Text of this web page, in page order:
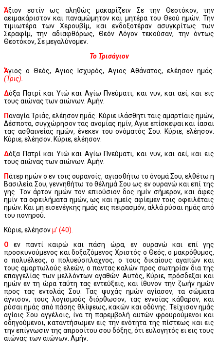
Άξιον εστίν ως αληθώς μακαρίζειν Σε την Θεοτόκον, την
αειμακάριστον και παναμώμητον και μητέρα του Θεού ημών. Την
τιμιωτέρα των Χερουβίμ, και ενδοξοτέραν ασυγκρίτως των
Σεραφίμ, την αδιαφθόρως, Θεόν Λόγον τεκούσαν, την όντως
Θεοτόκον, Σε μεγαλύνομεν.
Το Τρισάγιον
Άγιος ο Θεός, Αγιος Ισχυρός, Αγιος Αθάνατος, ελέησον ημάς.
(Τρις).
Δόξα Πατρί και Υιώ και Αγίω Πνεύματι, και νυν, και αεί, και εις
τους αιώνας των αιώνων. Αμήν.
Παναγία Τριάς, ελέησον ημάς. Κύριε ιλάσθητι ταις αμαρτίαις ημών,
Δέσποτα, συγχώρησον τας ανομίας ημίν, Αγιε επίσκεψαι και ίασαι
τας ασθαινείας ημών, ένεκεν του ονόματός Σου. Κύριε, ελέησον.
Κύριε, ελέησον. Κύριε, ελέησον.
Δόξα Πατρί και Υιώ και Αγίω Πνεύματι, και νυν, και αεί, και εις
τους αιώνας των αιώνων. Αμήν.
Πάτερ ημών ο εν τοις ουρανοίς, αγιασθήτω το όνομά Σου, ελθέτω η
Βασιλεία Σου, γεννηθήτω το θέλημά Σου ως εν ουρανώ και επί της
γης. Τον άρτον ημών τον επιούσιον δος ημίν σήμερον, και άφες
ημίν τα οφειλήματα ημών, ως και ημείς αφίεμεν τοις οφειλέταις
ημών. Και μη εισενέγκης ημάς εις πειρασμόν, αλλά ρύσαι ημάς από
του πονηρού.
Κύριε, ελέησονμ' (40).
Ο εν παντί καιρώ και πάση ώρα, εν ουρανώ και επί γης
προσκυνούμενος και δοξαζόμενος Χριστός ο Θεός, ο μακρόθυμος,
ο πολυέλεος, ο πολυεύσπλαχνος, ο τους δικαίους αγαπών και
τους αμαρτωλούς ελεών, ο πάντας καλών προς σωτηρίαν δια της
επαγγελίας των μελλόντων αγαθών. Αυτός, Κύριε, πρόσδεξαι και
ημών εν τη ώρα ταύτη τας εντεύξεις, και ίθυνον την ζωήν ημών
προς τας εντολάς Σου. Τας ψυχάς ημών αγίασον, τα σώματα
άγνισον, τους λογισμούς διόρθωσον, τας εννοίας κάθαρον, και
ρύσαι ημάς από πάσης θλίψεως, κακών και οδύνης. Τείχισον ημάς
αγίοις Σου αγγέλοις, ίνα τη παρεμβολή αυτών φρουρούμενοι και
οδηγούμενοι, καταντήσωμεν εις την ενότητα της πίστεως και εις
την επίγνωσιν της απροσίτου σου δόξης, ότι ευλογητός ει εις τους
αιώνας των αιώνων. Αμήν.